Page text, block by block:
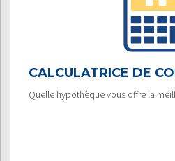
CALCULATRICE DE
Quelle hypothèque vous offre la